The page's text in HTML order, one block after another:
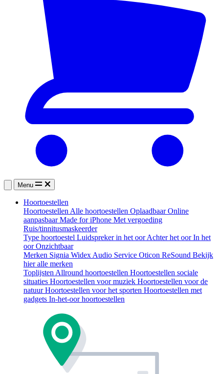
Menu
Hoortoestellen
HoortoestellenAlle hoortoestellen OplaadbaarOnline
aanpasbaarMade for iPhone Met vergoeding
Ruis/tinnitusmaskeerder
Type hoortoestel Luidspreker in het oorAchter het oorIn het
oorOnzichtbaar
Merken Signia WidexAudio Service Oticon ReSound Bekijk
hier alle merken
ToplijstenAllround hoortoestellen Hoortoestellen sociale
situaties Hoortoestellen voor muziek Hoortoestellen voor de
natuurHoortoestellen voor het sporten Hoortoestellen met
gadgets In-het-oor hoortoestellen